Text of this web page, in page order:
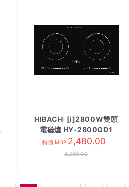
HIBACHI [i]2800W雙頭
電磁爐 HY-2800GD1
特價 MOP 2,480.00
3,080.00